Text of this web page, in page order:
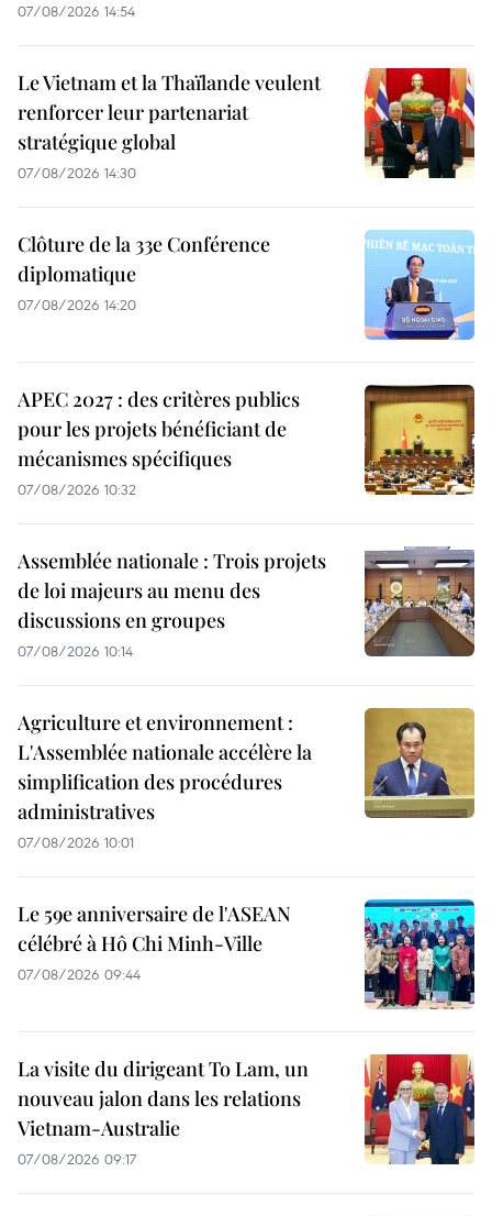
07/08/2026 14:54
Le Vietnam et la Thaïlande veulent
renforcer leur partenariat
stratégique global
07/08/2026 14:30
Clôture de la 33e Conférence
diplomatique
07/08/2026 14:20
APEC 2027 : des critères publics
pour les projets bénéficiant de
mécanismes spécifiques
07/08/2026 10:32
Assemblée nationale : Trois projets
de loi majeurs au menu des
discussions en groupes
07/08/2026 10:14
Agriculture et environnement :
L'Assemblée nationale accélère la
simplification des procédures
administratives
07/08/2026 10:01
Le 59e anniversaire de l'ASEAN
célébré à Hô Chi Minh-Ville
07/08/2026 09:44
La visite du dirigeant To Lam, un
nouveau jalon dans les relations
Vietnam-Australie
07/08/2026 09:17